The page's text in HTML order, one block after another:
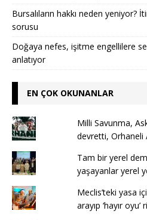
Bursalıların hakkı neden yeniyor?
sorusu
Doğaya nefes, işitme engellilere
anlatıyor
EN ÇOK OKUNANLAR
Milli Savunma,
devretti, Orhaneli
Tam bir yerel
yaşayanlar yerel
Meclis’teki yasa
arayıp ‘hayır